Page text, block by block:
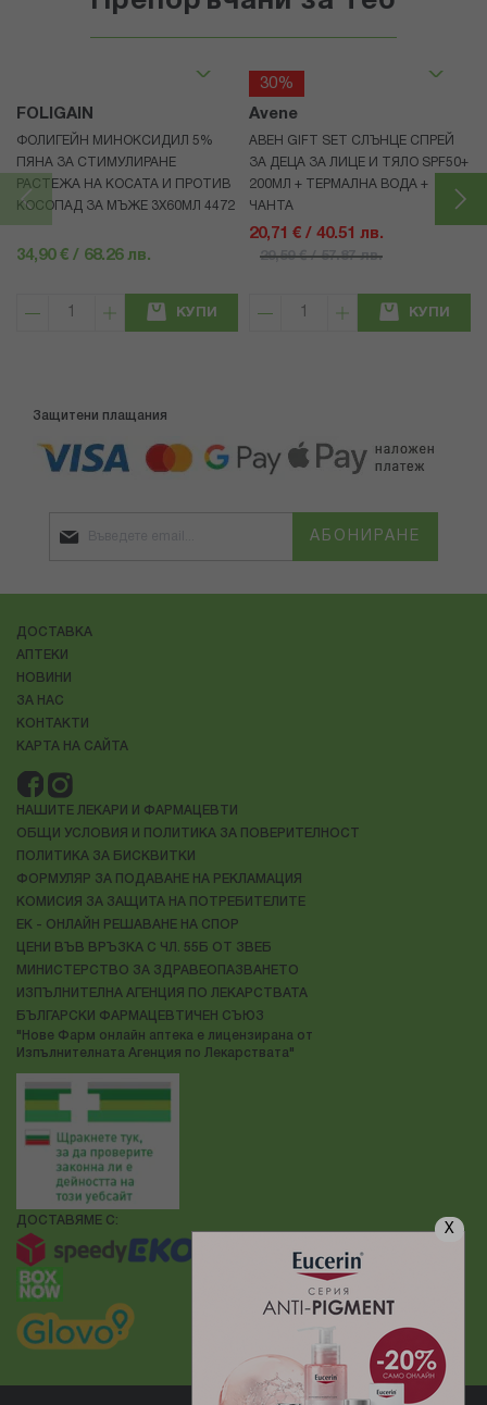
X
FOLIGAIN
ФОЛИГЕЙН МИНОКСИДИЛ 5%
ПЯНА ЗА СТИМУЛИРАНЕ
РАСТЕЖА НА КОСАТА И ПРОТИВ
КОСОПАД ЗА МЪЖЕ 3X60МЛ 4472
34,90 € / 68.26 лв.
КУПИ
30%
Avene
АВЕН GIFT SET СЛЪНЦЕ СПРЕЙ
ЗА ДЕЦА ЗА ЛИЦЕ И ТЯЛО SPF50+
200МЛ + ТЕРМАЛНА ВОДА +
ЧАНТА
20,71 € / 40.51 лв.
29,59 € / 57.87 лв.
КУПИ
Защитени плащания
АБОНИРАНЕ
ДОСТАВКА
АПТЕКИ
НОВИНИ
ЗА НАС
КОНТАКТИ
КАРТА НА САЙТА
НАШИТЕ ЛЕКАРИ И ФАРМАЦЕВТИ
ОБЩИ УСЛОВИЯ И ПОЛИТИКА ЗА ПОВЕРИТЕЛНОСТ
ПОЛИТИКА ЗА БИСКВИТКИ
ФОРМУЛЯР ЗА ПОДАВАНЕ НА РЕКЛАМАЦИЯ
КОМИСИЯ ЗА ЗАЩИТА НА ПОТРЕБИТЕЛИТЕ
ЕК - ОНЛАЙН РЕШАВАНЕ НА СПОР
ЦЕНИ ВЪВ ВРЪЗКА С ЧЛ. 55Б ОТ ЗВЕБ
МИНИСТЕРСТВО ЗА ЗДРАВЕОПАЗВАНЕТО
ИЗПЪЛНИТЕЛНА АГЕНЦИЯ ПО ЛЕКАРСТВАТА
БЪЛГАРСКИ ФАРМАЦЕВТИЧЕН СЪЮЗ
"Нове Фарм онлайн аптека е лицензирана от
Изпълнителната Агенция по Лекарствата"
ДОСТАВЯМЕ С: